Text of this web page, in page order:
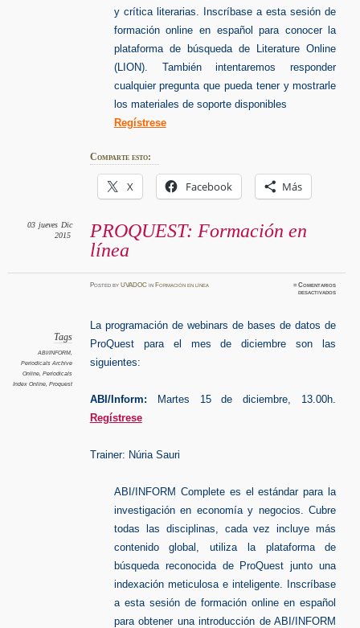
y crítica literarias. Inscríbase a esta sesión de
formación online en español para conocer la
plataforma de búsqueda de Literature Online
(LION). También intentaremos responder
cualquier pregunta que pueda tener y mostrarle
los materiales de soporte disponibles
Regístrese
Comparte esto:
X Facebook Más
PROQUEST: Formación en
línea
03 jueves Dic
2015
PostedbyUVADOC inFormación en línea ≈Comentarios
desactivadosen
Tags
ABI/INFORM,
Periodicals Archive
Online, Periodicals
Index Online, Proquest
La programación de webinars de bases de datos de
ProQuest para el mes de diciembre son las
siguientes:
ABI/Inform: Martes 15 de diciembre, 13.00h.
Regístrese
Trainer: Núria Sauri
ABI/INFORM Complete es el estándar para la
investigación en economía y negocios. Cubre
todas las disciplinas, cada vez incluye más
contenido global, utiliza la plataforma de
búsqueda reconocida de ProQuest junto una
indexación meticulosa e inteligente. Inscríbase
a esta sesión de formación online en español
para obtener una introducción de ABI/INFORM